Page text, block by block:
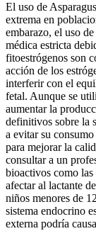
El uso de
extrema en
embarazo, el uso
médica estricta
fitoestrógenos son
acción de los
interferir con el
fetal. Aunque se
aumentar la
definitivos sobre la
a evitar su
para mejorar la
consultar a un
bioactivos como
afectar al lactante
niños menores de
sistema endocrino
externa podría